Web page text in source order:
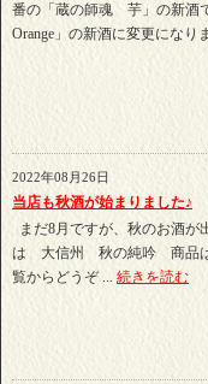
番の「蔵の師魂 芋」の新酒
Orange」の新酒に変更になり
2022年08月26日
当店も秋酒が始まりました♪
まだ8月ですが、秋のお酒が
は 大信州 秋の純吟 商品は
覧からどうぞ ... 続きを読む